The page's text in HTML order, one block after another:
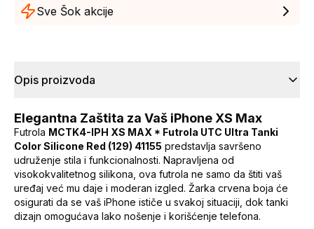
Sve Šok akcije
Opis proizvoda
Elegantna Zaštita za Vaš iPhone XS Max
Futrola MCTK4-IPH XS MAX * Futrola UTC Ultra Tanki
Color Silicone Red (129) 41155 predstavlja savršeno
udruženje stila i funkcionalnosti. Napravljena od
visokokvalitetnog silikona, ova futrola ne samo da štiti vaš
uređaj već mu daje i moderan izgled. Žarka crvena boja će
osigurati da se vaš iPhone ističe u svakoj situaciji, dok tanki
dizajn omogućava lako nošenje i korišćenje telefona.